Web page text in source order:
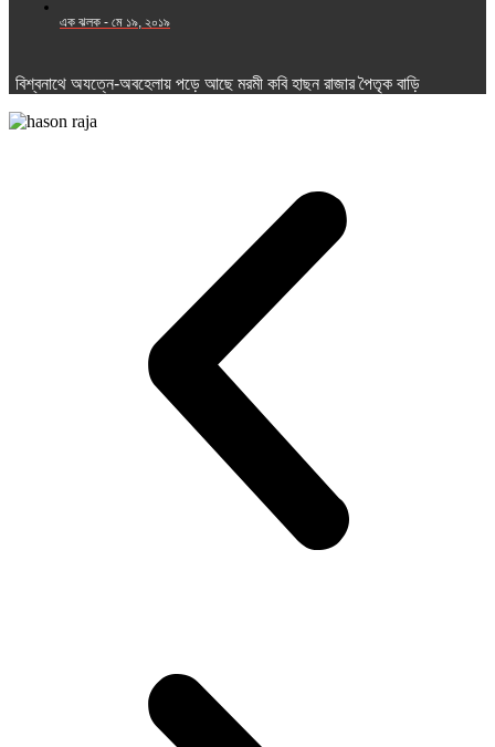
এক ঝলক - মে ১৯, ২০১৯
বিশ্বনাথে অযত্নে-অবহেলায় পড়ে আছে মরমী কবি হাছন রাজার পৈতৃক বাড়ি